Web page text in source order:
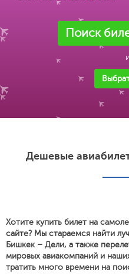
Поиск
Дешевые
Хотите купить билет на
сайте? Мы стараемся найти
Бишкек – Дели, а также
мировых авиакомпаний и
тратить много времени на